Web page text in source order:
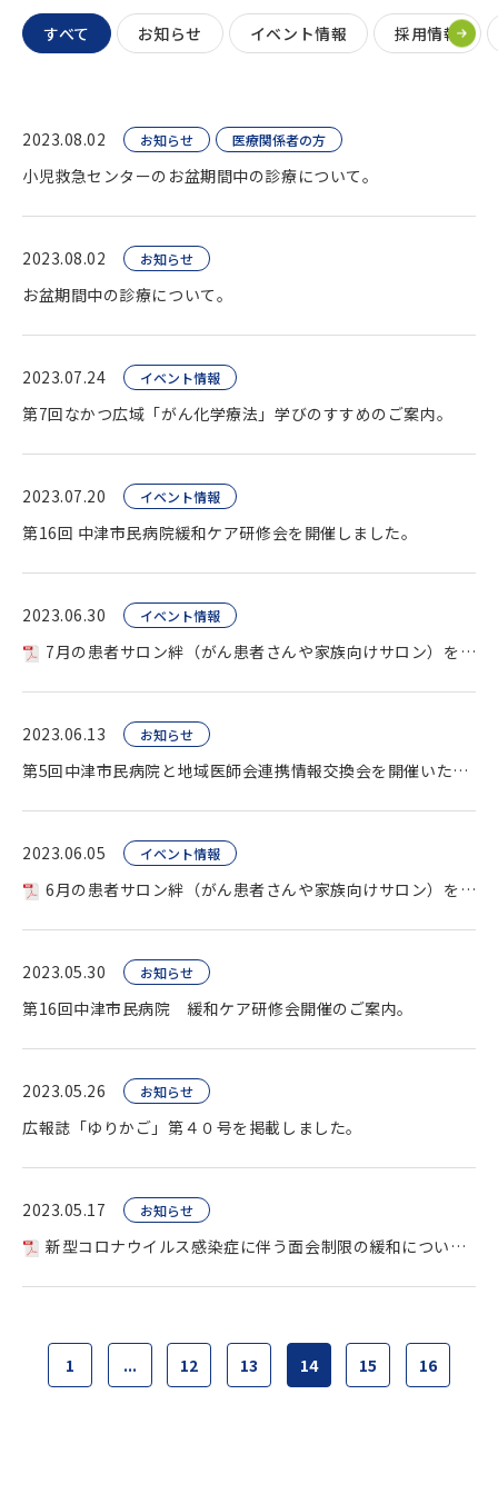
すべて お知らせ イベント情報 採用情報
2023.08.02 お知らせ 医療関係者の方
小児救急センターのお盆期間中の診療について。
2023.08.02 お知らせ
お盆期間中の診療について。
2023.07.24 イベント情報
第7回なかつ広域「がん化学療法」学びのすすめのご案内。
2023.07.20 イベント情報
第16回 中津市民病院緩和ケア研修会を開催しました。
2023.06.30 イベント情報
7月の患者サロン絆（がん患者さんや家族向けサロン）を開催します。
2023.06.13 お知らせ
第5回中津市民病院と地域医師会連携情報交換会を開催いたしました。
2023.06.05 イベント情報
6月の患者サロン絆（がん患者さんや家族向けサロン）を開催します。
2023.05.30 お知らせ
第16回中津市民病院 緩和ケア研修会開催のご案内。
2023.05.26 お知らせ
広報誌「ゆりかご」第４０号を掲載しました。
2023.05.17 お知らせ
新型コロナウイルス感染症に伴う面会制限の緩和について。
1 ... 12 13 14 15 16